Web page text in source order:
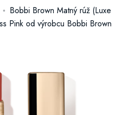
Bobbi Brown Matný rúž (Luxe
Pink od výrobcu Bobbi Brown